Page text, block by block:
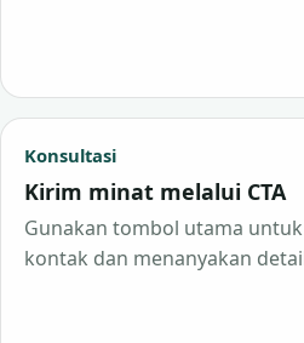
Konsultasi
Kirim minat melalui CTA
Gunakan tombol utama
kontak dan menanyakan